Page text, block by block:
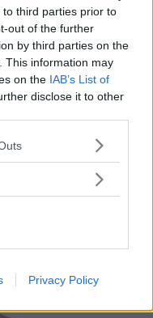
third parties prior to
out of the further
by third parties on the
This information may
on the IAB’s List of
disclose it to other
one or more Google
You may click to
in below Google
Privacy Policy
è
anche
il poke, specialità
soprattutto tra i giovani